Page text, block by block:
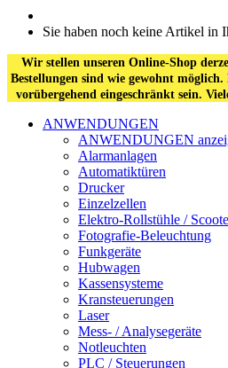
Sie haben noch keine Artikel in
Wir stellen unseren Online-Shop
Bestellungen sind wie gewohnt
vorübergehend eingeschränkt sein.
ANWENDUNGEN
ANWENDUNGEN
Alarmanlagen
Automatiktüren
Drucker
Einzelzellen
Elektro-Rollstühle /
Fotografie-Beleuchtung
Funkgeräte
Hubwagen
Kassensysteme
Kransteuerungen
Laser
Mess- / Analysegeräte
Notleuchten
PLC / Steuerungen